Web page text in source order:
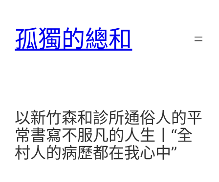
孤獨的總和
以新竹森和診所通俗人的平
常書寫不服凡的人生丨“全
村人的病歷都在我心中”